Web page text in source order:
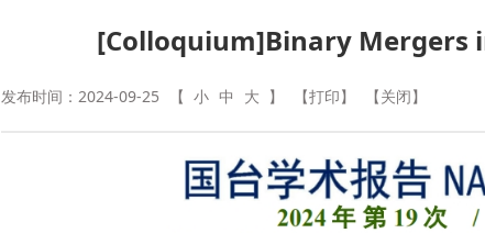
[Colloquium]Binary Mergers
发布时间：2024-09-25 【 小 中 大 】 【打印】 【关闭】